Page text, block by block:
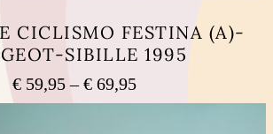
CICLISMO FESTINA (A)-
SIBILLE 1995
€ 59,95 – € 69,95Price
range: